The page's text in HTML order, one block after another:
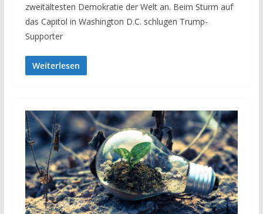
zweitältesten Demokratie der Welt an. Beim Sturm auf
das Capitol in Washington D.C. schlugen Trump-
Supporter
Weiterlesen